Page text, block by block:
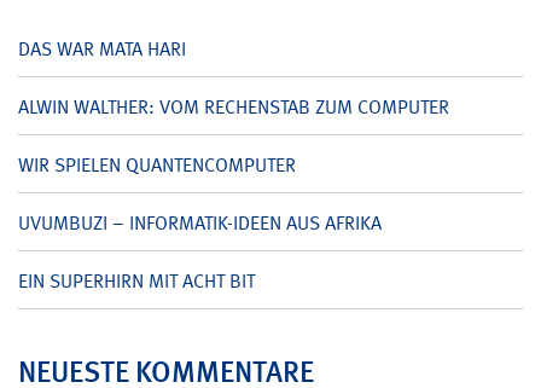
DAS WAR MATA HARI
ALWIN WALTHER: VOM RECHENSTAB ZUM COMPUTER
WIR SPIELEN QUANTENCOMPUTER
UVUMBUZI – INFORMATIK-IDEEN AUS AFRIKA
EIN SUPERHIRN MIT ACHT BIT
NEUESTE KOMMENTARE